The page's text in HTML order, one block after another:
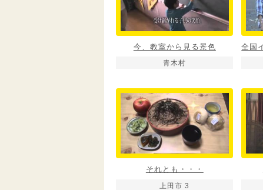
今、教室から見る景色
青木村
それとも・・・
上田市 3